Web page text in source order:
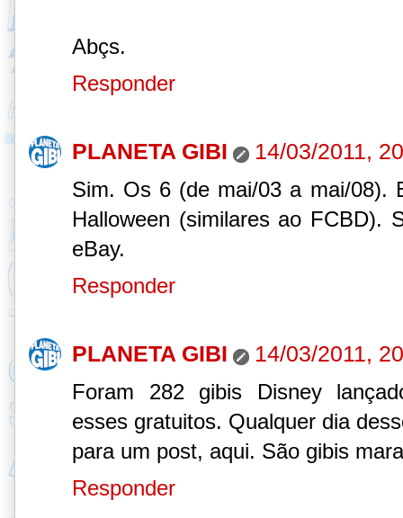
Abçs.
Responder
PLANETA GIBI 14/03/2011,
Sim. Os 6 (de mai/03 a mai/08).
Halloween (similares ao FCBD).
eBay.
Responder
PLANETA GIBI 14/03/2011,
Foram 282 gibis Disney
esses gratuitos. Qualquer dia
para um post, aqui. São gibis
Responder